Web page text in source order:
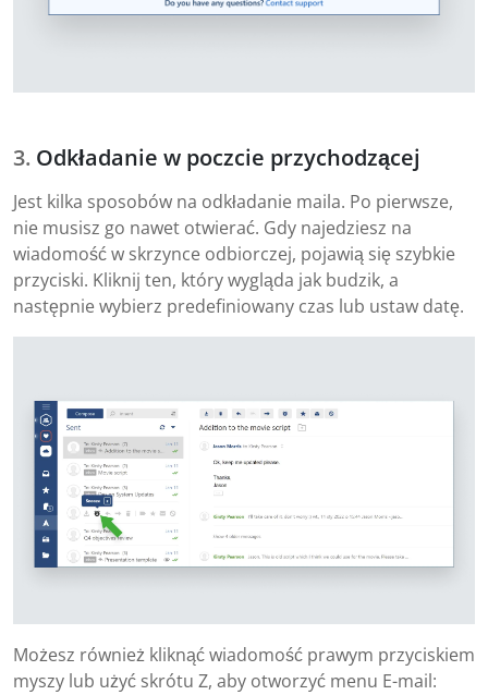
Odkładanie w poczcie przychodzącej
Jest kilka sposobów na odkładanie maila. Po pierwsze,
nie musisz go nawet otwierać. Gdy najedziesz na
wiadomość w skrzynce odbiorczej, pojawią się szybkie
przyciski. Kliknij ten, który wygląda jak budzik, a
następnie wybierz predefiniowany czas lub ustaw datę.
Możesz również kliknąć wiadomość prawym przyciskiem
myszy lub użyć skrótu Z, aby otworzyć menu E-mail: